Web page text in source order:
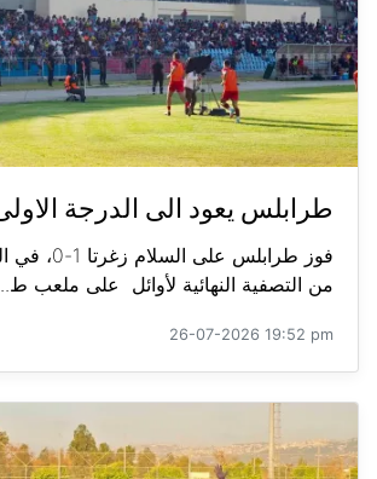
طرابلس يعود الى الدرجة
فوز طرابلس على
من التصفية النهائية لأوائل على ملعب ط...
26-07-2026 19:52 pm